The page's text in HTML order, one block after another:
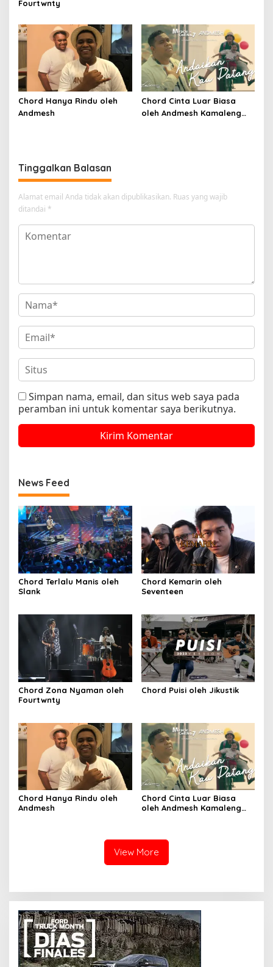
Fourtwnty
Chord Hanya Rindu oleh
Andmesh
Chord Cinta Luar Biasa
oleh Andmesh Kamaleng
Tinggalkan Balasan
Alamat email Anda tidak akan dipublikasikan. Ruas yang wajib
ditandai *
Simpan nama, email, dan situs web saya pada
peramban ini untuk komentar saya berikutnya.
News Feed
Chord Terlalu Manis oleh
Slank
Chord Kemarin oleh
Seventeen
Chord Zona Nyaman oleh
Fourtwnty
Chord Puisi oleh Jikustik
Chord Hanya Rindu oleh
Andmesh
Chord Cinta Luar Biasa
oleh Andmesh Kamaleng
View More